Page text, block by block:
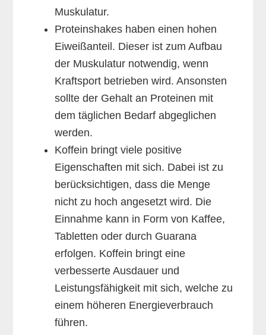
Muskulatur.
Proteinshakes haben einen hohen
Eiweißanteil. Dieser ist zum Aufbau
der Muskulatur notwendig, wenn
Kraftsport betrieben wird. Ansonsten
sollte der Gehalt an Proteinen mit
dem täglichen Bedarf abgeglichen
werden.
Koffein bringt viele positive
Eigenschaften mit sich. Dabei ist zu
berücksichtigen, dass die Menge
nicht zu hoch angesetzt wird. Die
Einnahme kann in Form von Kaffee,
Tabletten oder durch Guarana
erfolgen. Koffein bringt eine
verbesserte Ausdauer und
Leistungsfähigkeit mit sich, welche zu
einem höheren Energieverbrauch
führen.